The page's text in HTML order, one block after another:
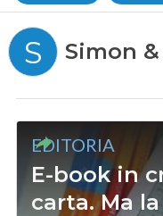
S Simon
EDITORIA
E-book in
carta. Ma